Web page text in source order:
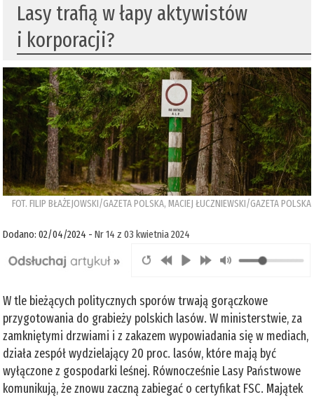
Lasy trafią w łapy aktywistów
i korporacji?
FOT. FILIP BŁAŻEJOWSKI/GAZETA POLSKA, MACIEJ ŁUCZNIEWSKI/GAZETA POLSKA
Dodano: 02/04/2024 -Nr 14 z 03 kwietnia 2024
W tle bieżących politycznych sporów trwają gorączkowe
przygotowania do grabieży polskich lasów. W ministerstwie, za
zamkniętymi drzwiami i z zakazem wypowiadania się w mediach,
działa zespół wydzielający 20 proc. lasów, które mają być
wyłączone z gospodarki leśnej. Równocześnie Lasy Państwowe
komunikują, że znowu zaczną zabiegać o certyfikat FSC. Majątek